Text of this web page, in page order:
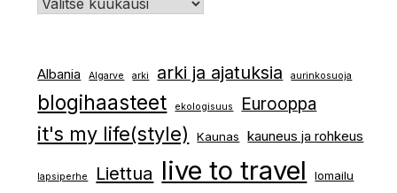
Albania Algarve arki arki ja ajatuksia aurinkosuoja
blogihaasteet ekologisuus Eurooppa
it's my life(style) Kaunas kauneus ja rohkeus
lapsiperhe Liettua live to travel lomailu